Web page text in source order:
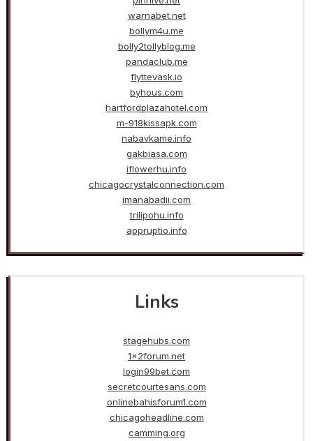
warnabet.net
bollym4u.me
bolly2tollyblog.me
pandaclub.me
flyttevask.io
byhous.com
hartfordplazahotel.com
m-918kissapk.com
nabavkame.info
gakbiasa.com
iflowerhu.info
chicagocrystalconnection.com
imanabadii.com
trilipohu.info
appruptio.info
Links
stagehubs.com
1x2forum.net
login99bet.com
secretcourtesans.com
onlinebahisforum1.com
chicagoheadline.com
camming.org